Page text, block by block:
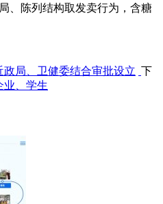
、陈列结构取发卖行为，含糖
政局、卫健委结合审批设立 下
业、学生